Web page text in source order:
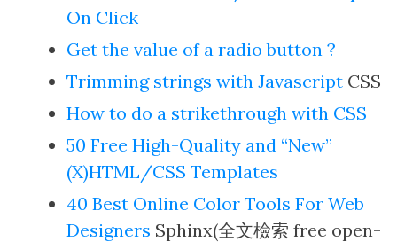
On Click
Get the value of a radio button ?
Trimming strings with Javascript CSS
How to do a strikethrough with CSS
50 Free High-Quality and “New”
(X)HTML/CSS Templates
40 Best Online Color Tools For Web
Designers Sphinx(全文檢索 free open-